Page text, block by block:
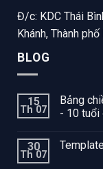
Đ/c: KDC Thái
Khánh, Thành
BLOG
15
Th 07
Bảng
- 10 tuổi
30
Th 07